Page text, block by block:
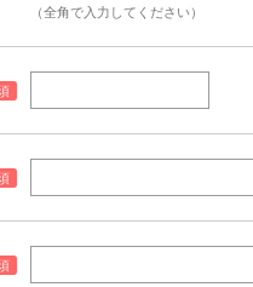
（全角で入力してください）